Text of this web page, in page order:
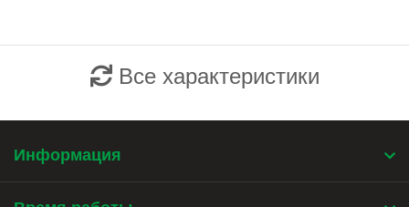
Все характеристики
Информация